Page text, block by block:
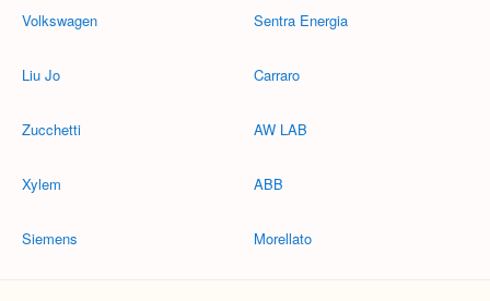
Volkswagen
Liu Jo
Zucchetti
Xylem
Siemens
Sentra Energia
Carraro
AW LAB
ABB
Morellato